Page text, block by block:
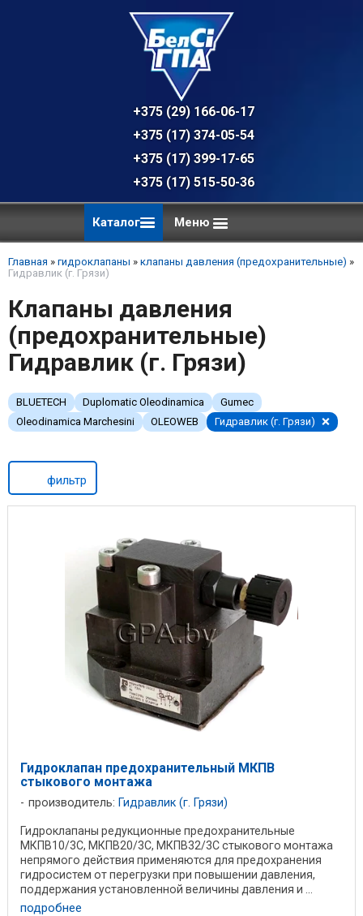
+375 (29) 166-06-17 - техническая
+375 (17) 374-05-54 - общий отдел,
+375 (17) 399-17-65
+375 (17) 515-50-36
Каталог Меню
Главная » гидроклапаны » клапаны давления (предохранительные) »
Гидравлик (г. Грязи)
Клапаны давления
(предохранительные)
Гидравлик (г. Грязи)
BLUETECH Duplomatic Oleodinamica
Gumec
Oleodinamica Marchesini
OLEOWEB Гидравлик (г. Грязи)
фильтр
Гидроклапан предохранительный МКПВ
стыкового монтажа
производитель: Гидравлик (г. Грязи)
Гидроклапаны редукционные предохранительные
МКПВ10/3С, МКПВ20/3С, МКПВ32/3С стыкового монтажа
непрямого действия применяются для предохранения
гидросистем от перегрузки при повышении давления,
поддержания установленной величины давления и ...
подробнее